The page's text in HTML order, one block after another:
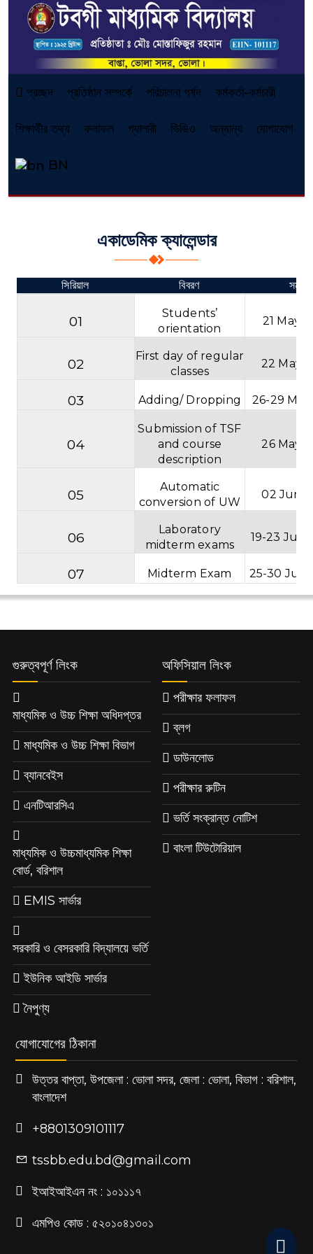
প্রচ্ছদ প্রতিষ্ঠান সম্পর্কে পরিচালনা পর্ষদ কর্মকর্তা-কর্মচারী
শিক্ষার্থীর তথ্য ফলাফল গ্যালারী ভিডিও অন্যান্য যোগাযোগ
BN
একাডেমিক ক্যালেন্ডার
সিরিয়াল বিবরণ সময়
01
Students’
orientation
21 May
02
First day of regular
classes
22 May
03 Adding/ Dropping 26-29
04
Submission of TSF
and course
description
26 May
05
Automatic
conversion of UW
02 Jun
06
Laboratory
midterm exams
19-23
07 Midterm Exam 25-30
গুরুত্বপূর্ণ লিংক
মাধ্যমিক ও উচ্চ শিক্ষা অধিদপ্তর
মাধ্যমিক ও উচ্চ শিক্ষা বিভাগ
ব্যানবেইস
এনটিআরসিএ
মাধ্যমিক ও উচ্চমাধ্যমিক শিক্ষা
বোর্ড, বরিশাল
EMIS সার্ভার
সরকারি ও বেসরকারি বিদ্যালয়ে ভর্তি
ইউনিক আইডি সার্ভার
নৈপুণ্য
অফিসিয়াল লিংক
পরীক্ষার ফলাফল
ব্লগ
ডাউনলোড
পরীক্ষার রুটিন
ভর্তি সংক্রান্ত নোটিশ
বাংলা টিউটোরিয়াল
যোগাযোগের ঠিকানা
উত্তর বাপ্তা, উপজেলা : ভোলা সদর, জেলা : ভোলা, বিভাগ : বরিশাল,
বাংলাদেশ
+8801309101117
tssbb.edu.bd@gmail.com
ইআইআইএন নং : ১০১১১৭
এমপিও কোড : ৫২০১০৪১৩০১